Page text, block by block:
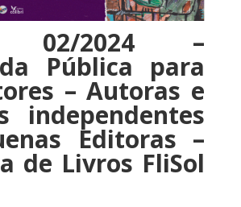
02/2024 –
Pública para
– Autoras e
independentes
Editoras –
de Livros FliSol